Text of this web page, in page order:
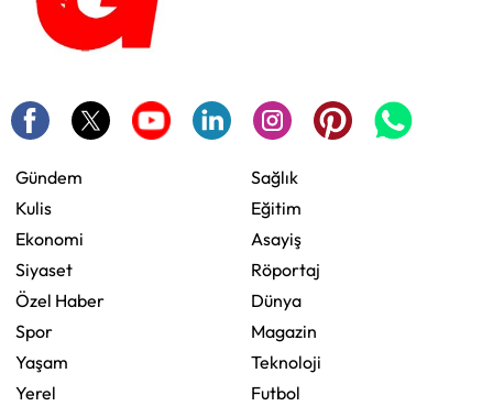
Gündem
Kulis
Ekonomi
Siyaset
Özel Haber
Spor
Yaşam
Yerel
Sağlık
Eğitim
Asayiş
Röportaj
Dünya
Magazin
Teknoloji
Futbol